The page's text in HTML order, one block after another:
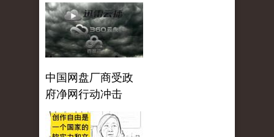
中国网盘厂商受政
府净网行动冲击